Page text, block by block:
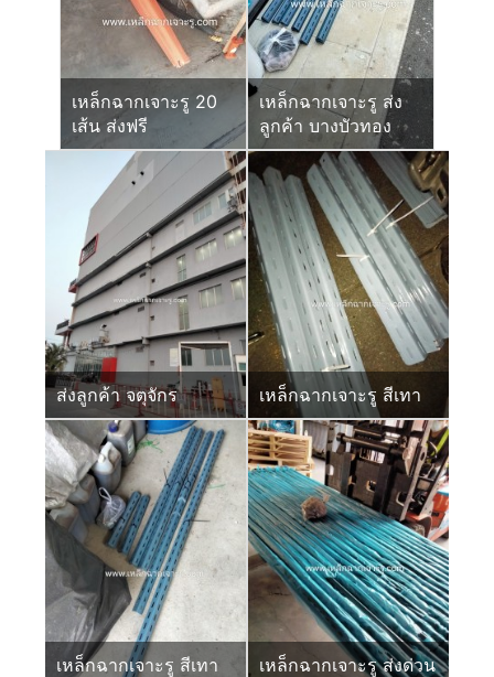
เหล็กฉากเจาะรู 20
เส้น ส่งฟรี
เหล็กฉากเจาะรู ส่ง
ลูกค้า บางบัวทอง
ส่งลูกค้า จตุจักร เหล็กฉากเจาะรู สีเทา
เหล็กฉากเจาะรู สีเทา เหล็กฉากเจาะรู ส่งด่วน